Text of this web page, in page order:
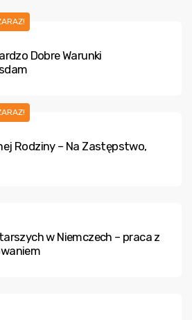
Dobre Warunki
Rodziny – Na Zastępstwo,
w Niemczech – praca z